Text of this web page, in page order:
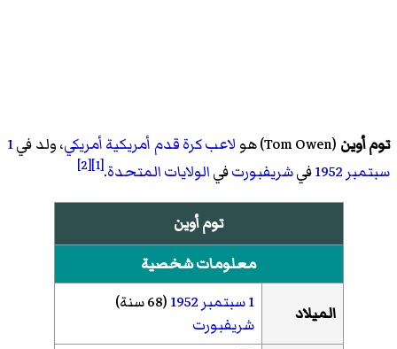
توم أوين (
Tom Owen)‏ هو لاعب كرة قدم أمريكيةأمريكي، ولد في1
سبتمبر1952فيشريفبورتفيالولايات المتحدة.
[1]
[2]
توم أوين
معلومات شخصية
الميلاد 1 سبتمبر 1952(68 سنة)
شريفبورت